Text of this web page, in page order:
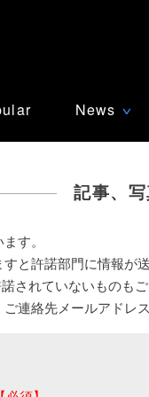
News ∨
記事、
す。
と許諾部門に情報が
されていないものも
連絡先メールアドレ